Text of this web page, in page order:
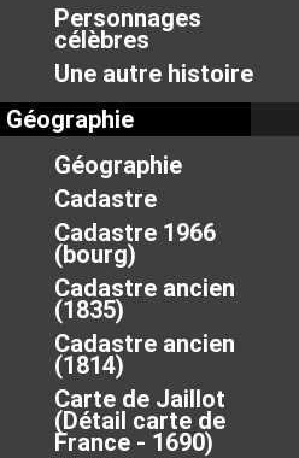
Personnages
célèbres
Une autre histoire
Géographie
Géographie
Cadastre
Cadastre 1966
(bourg)
Cadastre ancien
(1835)
Cadastre ancien
(1814)
Carte de Jaillot
(Détail carte de
France - 1690)